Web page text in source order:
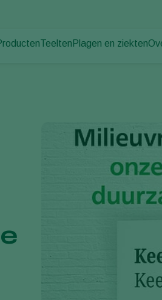
Monitoring & Scouting
Teelten
Akkerbouwgewassen
Plagen en ziekten